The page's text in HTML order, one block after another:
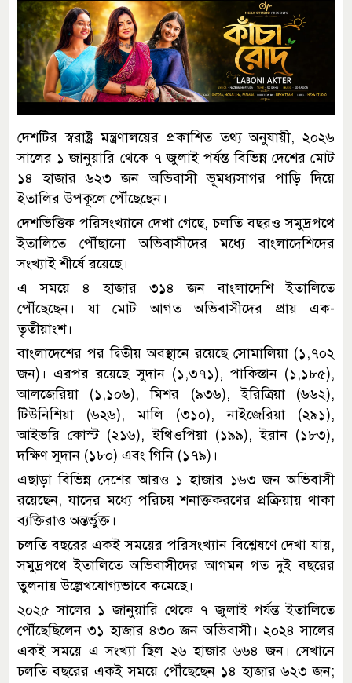
দেশটির স্বরাষ্ট্র মন্ত্রণালয়ের প্রকাশিত তথ্য অনুযায়ী, ২০২৬
সালের ১ জানুয়ারি থেকে ৭ জুলাই পর্যন্ত বিভিন্ন দেশের মোট
১৪ হাজার ৬২৩ জন অভিবাসী ভূমধ্যসাগর পাড়ি দিয়ে
ইতালির উপকূলে পৌঁছেছেন।
দেশভিত্তিক পরিসংখ্যানে দেখা গেছে, চলতি বছরও সমুদ্রপথে
ইতালিতে পৌঁছানো অভিবাসীদের মধ্যে বাংলাদেশিদের
সংখ্যাই শীর্ষে রয়েছে।
এ সময়ে ৪ হাজার ৩১৪ জন বাংলাদেশি ইতালিতে
পৌঁছেছেন। যা মোট আগত অভিবাসীদের প্রায় এক-
তৃতীয়াংশ।
বাংলাদেশের পর দ্বিতীয় অবস্থানে রয়েছে সোমালিয়া (১,৭০২
জন)। এরপর রয়েছে সুদান (১,৩৭১), পাকিস্তান (১,১৮৫),
আলজেরিয়া (১,১০৬), মিশর (৯৩৬), ইরিত্রিয়া (৬৬২),
টিউনিশিয়া (৬২৬), মালি (৩১০), নাইজেরিয়া (২৯১),
আইভরি কোস্ট (২১৬), ইথিওপিয়া (১৯৯), ইরান (১৮৩),
দক্ষিণ সুদান (১৮০) এবং গিনি (১৭৯)।
এছাড়া বিভিন্ন দেশের আরও ১ হাজার ১৬৩ জন অভিবাসী
রয়েছেন, যাদের মধ্যে পরিচয় শনাক্তকরণের প্রক্রিয়ায় থাকা
ব্যক্তিরাও অন্তর্ভুক্ত।
চলতি বছরের একই সময়ের পরিসংখ্যান বিশ্লেষণে দেখা যায়,
সমুদ্রপথে ইতালিতে অভিবাসীদের আগমন গত দুই বছরের
তুলনায় উল্লেখযোগ্যভাবে কমেছে।
২০২৫ সালের ১ জানুয়ারি থেকে ৭ জুলাই পর্যন্ত ইতালিতে
পৌঁছেছিলেন ৩১ হাজার ৪৩০ জন অভিবাসী। ২০২৪ সালের
একই সময়ে এ সংখ্যা ছিল ২৬ হাজার ৬৬৪ জন। সেখানে
চলতি বছরের একই সময়ে পৌঁছেছেন ১৪ হাজার ৬২৩ জন;